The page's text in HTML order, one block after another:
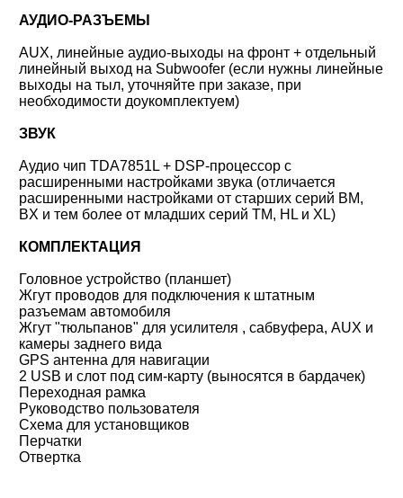
АУДИО-РАЗЪЕМЫ
AUX, линейные аудио-выходы на фронт + отдельный
линейный выход на Subwoofer (если нужны линейные
выходы на тыл, уточняйте при заказе, при
необходимости доукомплектуем)
ЗВУК
Аудио чип TDA7851L + DSP-процессор с
расширенными настройками звука (отличается
расширенными настройками от старших серий BM,
BX и тем более от младших серий TM, HL и XL)
КОМПЛЕКТАЦИЯ
Головное устройство (планшет)
Жгут проводов для подключения к штатным
разъемам автомобиля
Жгут "тюльпанов" для усилителя , сабвуфера, AUX и
камеры заднего вида
GPS антенна для навигации
2 USB и слот под сим-карту (выносятся в бардачек)
Переходная рамка
Руководство пользователя
Схема для установщиков
Перчатки
Отвертка